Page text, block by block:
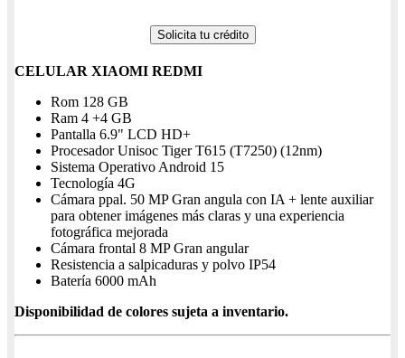
Solicita tu crédito
CELULAR XIAOMI REDMI
Rom 128 GB
Ram 4 +4 GB
Pantalla 6.9" LCD HD+
Procesador Unisoc Tiger T615 (T7250) (12nm)
Sistema Operativo Android 15
Tecnología 4G
Cámara ppal. 50 MP Gran angula con IA + lente auxiliar
para obtener imágenes más claras y una experiencia
fotográfica mejorada
Cámara frontal 8 MP Gran angular
Resistencia a salpicaduras y polvo IP54
Batería 6000 mAh
Disponibilidad de colores sujeta a inventario.